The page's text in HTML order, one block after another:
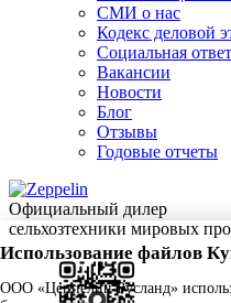
СМИ о нас
Кодекс деловой
Социальная
Вакансии
Новости
Блог
Отзывы
Годовые отчеты
Официальный дилер
сельхозтехники мировых
Использование файлов
ООО «Цеппелин Русланд»